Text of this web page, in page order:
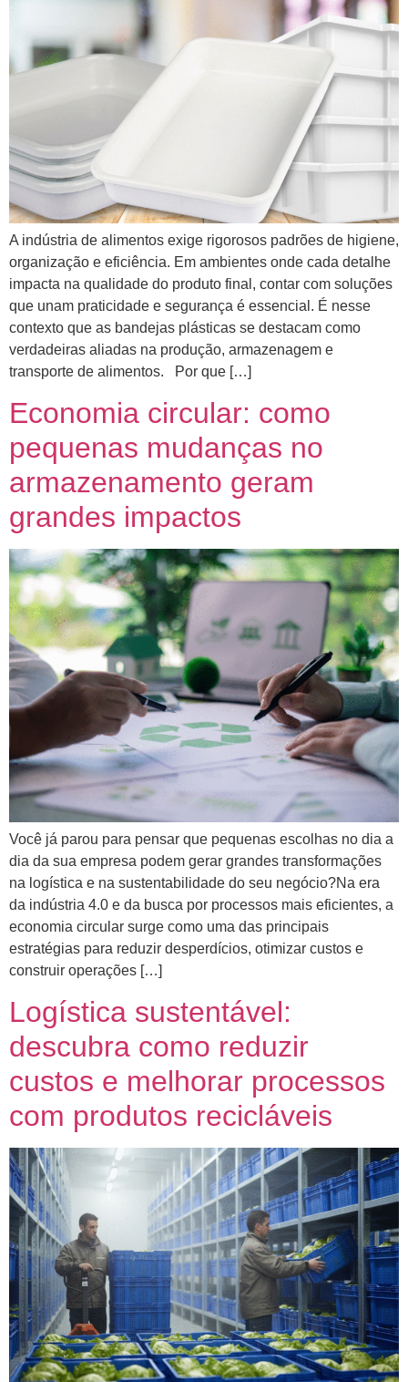
A indústria de alimentos exige rigorosos padrões de higiene,
organização e eficiência. Em ambientes onde cada detalhe
impacta na qualidade do produto final, contar com soluções
que unam praticidade e segurança é essencial. É nesse
contexto que as bandejas plásticas se destacam como
verdadeiras aliadas na produção, armazenagem e
transporte de alimentos. Por que […]
Economia circular: como
pequenas mudanças no
armazenamento geram
grandes impactos
Você já parou para pensar que pequenas escolhas no dia a
dia da sua empresa podem gerar grandes transformações
na logística e na sustentabilidade do seu negócio?Na era
da indústria 4.0 e da busca por processos mais eficientes, a
economia circular surge como uma das principais
estratégias para reduzir desperdícios, otimizar custos e
construir operações […]
Logística sustentável:
descubra como reduzir
custos e melhorar processos
com produtos recicláveis